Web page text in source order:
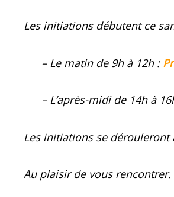
Les initiations débutent ce
– Le matin de 9h à 12h :
– L’après-midi de 14h à
Les initiations se dérouleront
Au plaisir de vous rencontrer.